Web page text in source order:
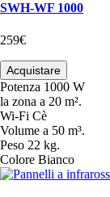
SWH-WF 1000
259€
Acquistare
Potenza 1000 W
la zona a 20 m².
Wi-Fi Cè
Volume a 50 m³.
Peso 22 kg.
Colore Bianco